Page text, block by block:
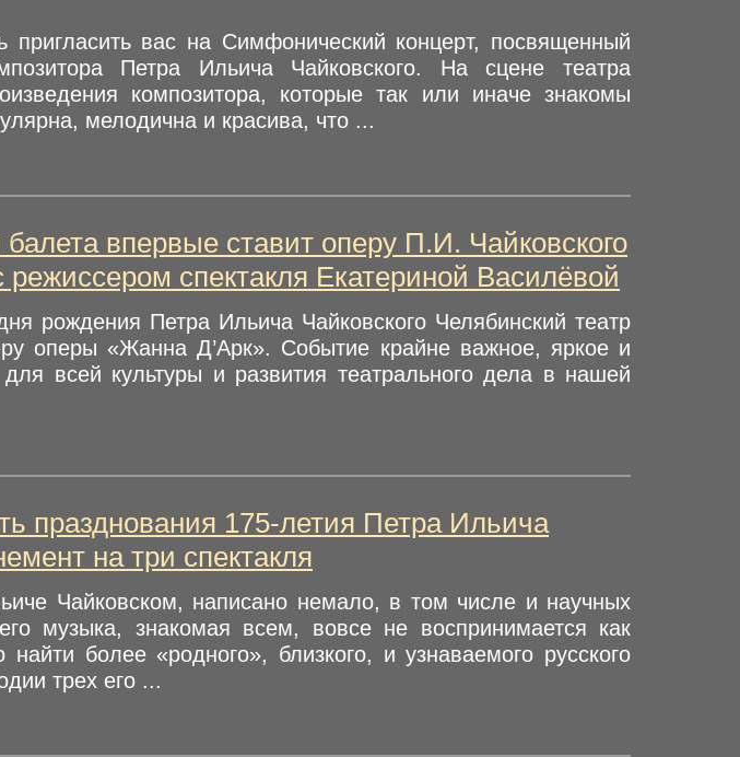
пригласить вас на Симфонический концерт, посвященный
Петра Ильича Чайковского. На сцене театра
композитора, которые так или иначе знакомы
мелодична и красива, что ...
впервые ставит оперу П.И. Чайковского
спектакля Екатериной Василёвой
рождения Петра Ильича Чайковского Челябинский театр
оперы «Жанна Д’Арк». Событие крайне важное, яркое и
всей культуры и развития театрального дела в нашей
празднования 175-летия Петра Ильича
на три спектакля
Чайковском, написано немало, в том числе и научных
музыка, знакомая всем, вовсе не воспринимается как
более «родного», близкого, и узнаваемого русского
трех его ...